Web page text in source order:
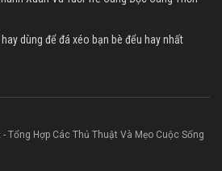
dùng để đá xéo bạn bè đểu hay nhất
- Tổng Hợp Các Thủ Thuật Và Mẹo Cuộc Sống